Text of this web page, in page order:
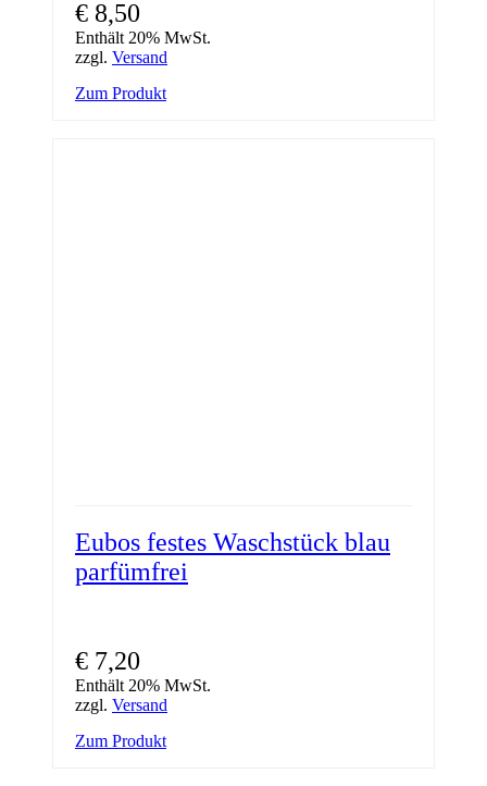
€ 8,50
Enthält 20% MwSt.
zzgl. Versand
Zum Produkt
Eubos festes Waschstück blau
parfümfrei
€ 7,20
Enthält 20% MwSt.
zzgl. Versand
Zum Produkt